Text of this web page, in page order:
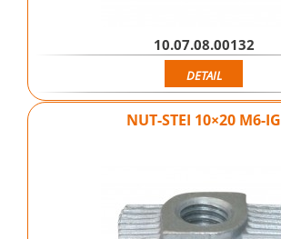
10.07.08.00132
DETAIL
NUT-STEI 10×20 M6-IG